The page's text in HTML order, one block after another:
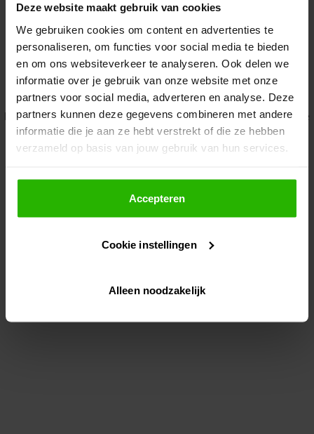
Deze website maakt gebruik van cookies
We gebruiken cookies om content en advertenties te
personaliseren, om functies voor social media te bieden
en om ons websiteverkeer te analyseren. Ook delen we
informatie over je gebruik van onze website met onze
partners voor social media, adverteren en analyse. Deze
partners kunnen deze gegevens combineren met andere
informatie die je aan ze hebt verstrekt of die ze hebben
verzameld op basis van jouw gebruik van hun services.
Als je op "Accepteer" klikt, dan geef je Voordeeluitjes.nl
toestemming om cookies voor social media en
gepersonaliseerde advertenties te plaatsen.
Lees hier meer over in onsprivacybeleid
Via "Cookie instellingen" kun je ook zelf instellen welke
Accepteren
Cookie instellingen
Alleen noodzakelijk
Application error: a client-side exception has occurred while
loadingwww.voordeeluitjes.nl (see the browser console for more
information).